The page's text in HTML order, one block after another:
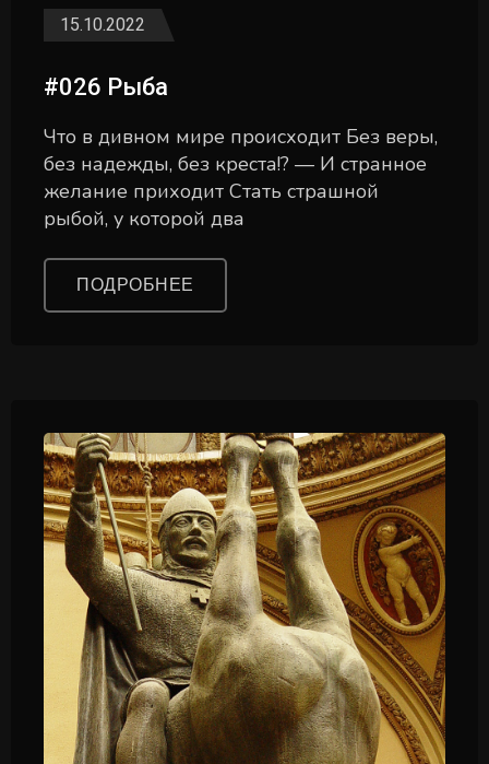
15.10.2022
#026 Рыба
Что в дивном мире происходит Без веры,
без надежды, без креста!? — И странное
желание приходит Стать страшной
рыбой, у которой два
ПОДРОБНЕЕ